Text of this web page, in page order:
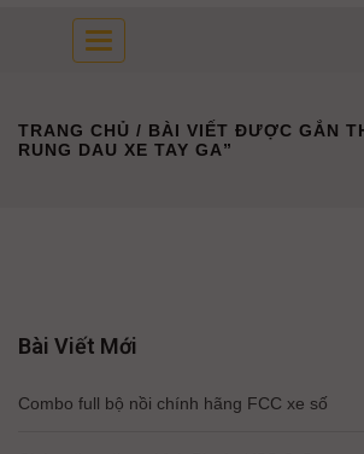
Toggle
navigation
TRANG CHỦ / BÀI VIẾT ĐƯỢC GẮN
RUNG DAU XE TAY GA”
Bài Viết Mới
Combo full bộ nồi chính hãng FCC xe số